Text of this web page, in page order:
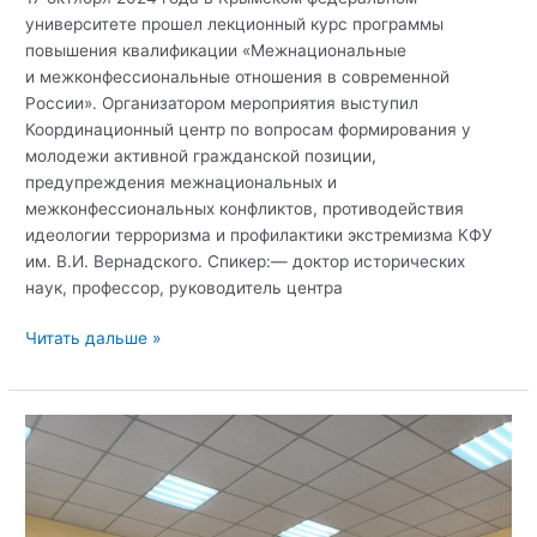
университете прошел лекционный курс программы
повышения квалификации «Межнациональные
и межконфессиональные отношения в современной
России». Организатором мероприятия выступил
Координационный центр по вопросам формирования у
молодежи активной гражданской позиции,
предупреждения межнациональных и
межконфессиональных конфликтов, противодействия
идеологии терроризма и профилактики экстремизма КФУ
им. В.И. Вернадского. Спикер:— доктор исторических
наук, профессор, руководитель центра
В
федеральном
университете
прошел
лекционный
курс
программы
Читать дальше »